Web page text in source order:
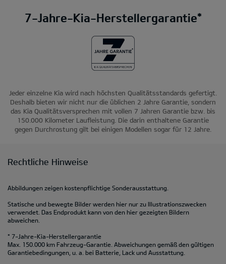
7-Jahre-Kia-Herstellergarantie*
Jeder einzelne Kia wird nach höchsten Qualitätsstandards gefertigt.
Deshalb bieten wir nicht nur die üblichen 2 Jahre Garantie, sondern
das Kia Qualitätsversprechen mit vollen 7 Jahren Garantie bzw. bis
150.000 Kilometer Laufleistung. Die darin enthaltene Garantie
gegen Durchrostung gilt bei einigen Modellen sogar für 12 Jahre.
Rechtliche Hinweise
Abbildungen zeigen kostenpflichtige Sonderausstattung.
Statische und bewegte Bilder werden hier nur zu Illustrationszwecken
verwendet. Das Endprodukt kann von den hier gezeigten Bildern
abweichen.
* 7-Jahre-Kia-Herstellergarantie
Max. 150.000 km Fahrzeug-Garantie. Abweichungen gemäß den gültigen
Garantiebedingungen, u. a. bei Batterie, Lack und Ausstattung.